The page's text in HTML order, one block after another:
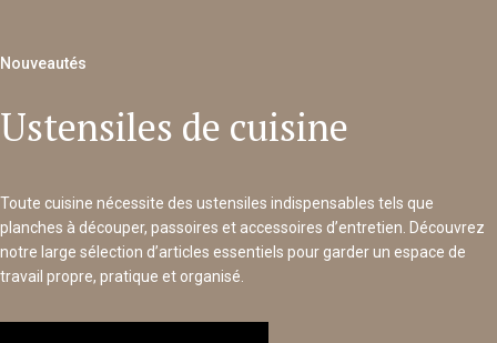
Nouveautés
Ustensiles de cuisine
Toute cuisine nécessite des ustensiles indispensables tels que
planches à découper, passoires et accessoires d’entretien. Découvrez
notre large sélection d’articles essentiels pour garder un espace de
travail propre, pratique et organisé.